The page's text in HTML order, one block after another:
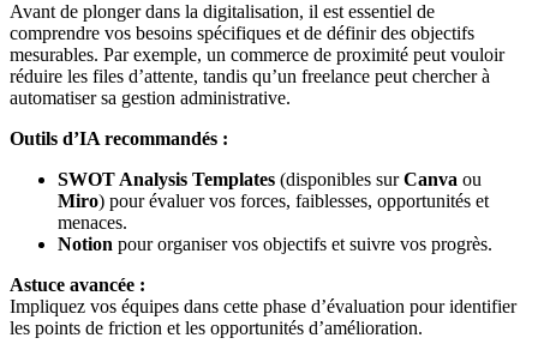
Avant de plonger dans la digitalisation, il est essentiel de
comprendre vos besoins spécifiques et de définir des objectifs
mesurables. Par exemple, un commerce de proximité peut vouloir
réduire les files d’attente, tandis qu’un freelance peut chercher à
automatiser sa gestion administrative.
Outils d’IA recommandés :
SWOT Analysis Templates (disponibles surCanva ou
Miro) pour évaluer vos forces, faiblesses, opportunités et
menaces.
Notion pour organiser vos objectifs et suivre vos progrès.
Astuce avancée :
Impliquez vos équipes dans cette phase d’évaluation pour identifier
les points de friction et les opportunités d’amélioration.